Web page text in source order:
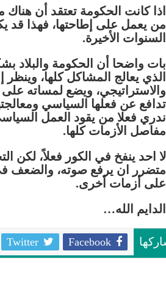
اذا كانت الحكومة تعتقد أن
من يعمل على إطاحتها، فهذا قد
السنوات الأخيرة.
بات واضحا أن الحكومة والبلاد
الذي يعالج المشاكل كلها،
والاستراتيجي، ويضع لمساته
تدافع عن فعلها السياسي
ندري فعلا من يقود العمل
مفاصل الأزمات كلها.
لا احد ينفخ في الكور فعلاً،
متضرر ان يرفع صوته، والضعف
على أزمات أخرى.
الدايم الله…
Facebook
Twitter